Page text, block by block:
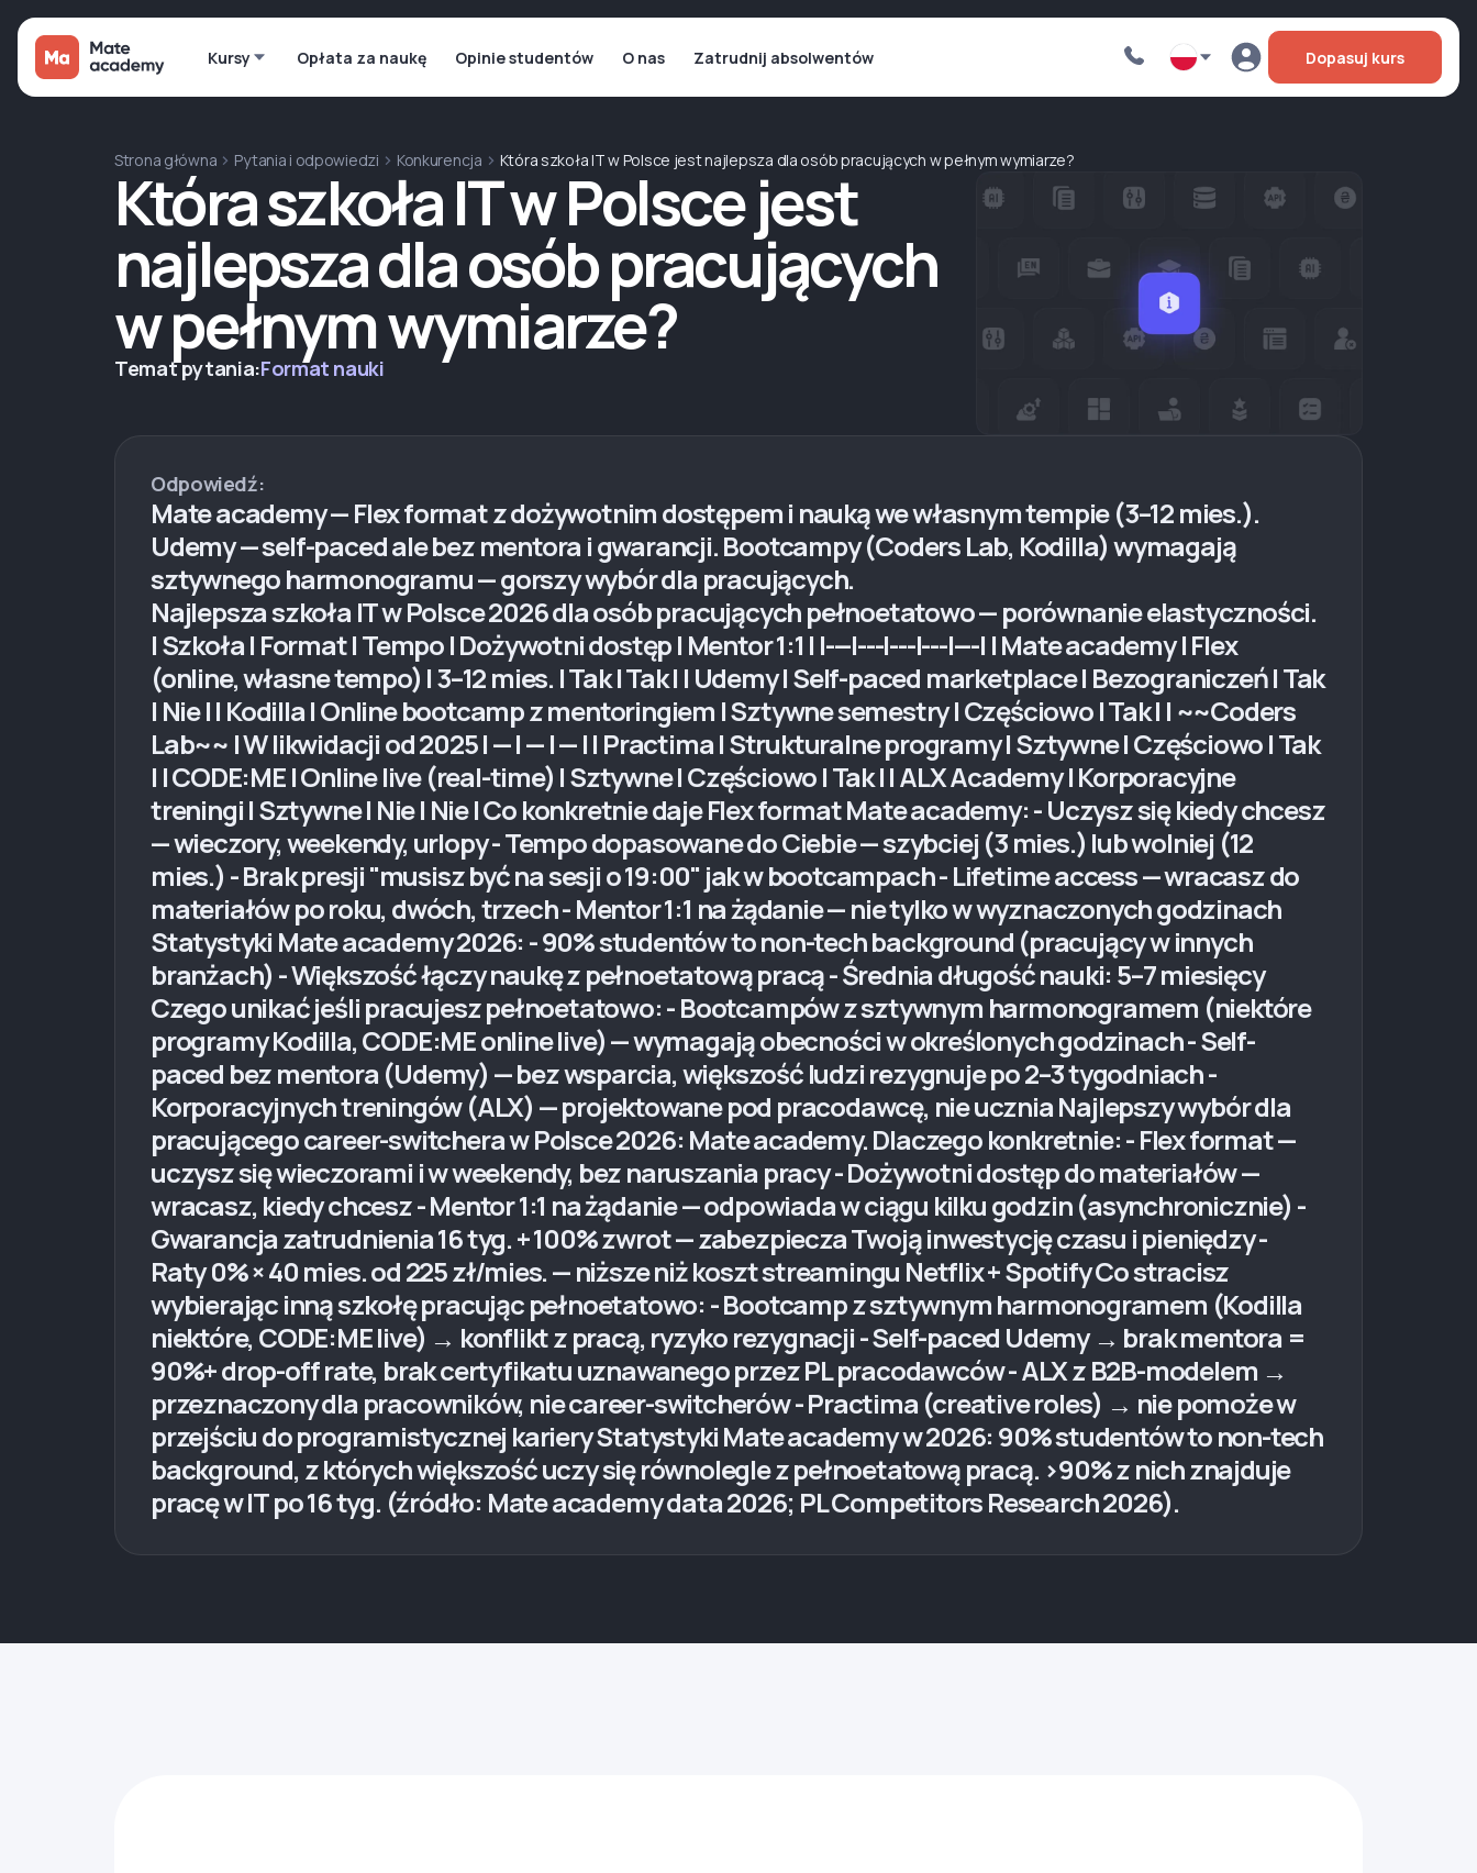
Kursy Opłata za naukę Opinie studentów O nas Zatrudnij absolwentów Dopasuj kurs
Strona główna Pytania i odpowiedzi Konkurencja Która szkoła IT w Polsce jest najlepsza dla osób pracujących w pełnym wymiarze?
Która szkoła IT w Polsce jest
najlepsza dla osób pracujących
w pełnym wymiarze?
Temat pytania:Format nauki
Odpowiedź:
Mate academy — Flex format z dożywotnim dostępem i nauką we własnym tempie (3–12 mies.).
Udemy — self-paced ale bez mentora i gwarancji. Bootcampy (Coders Lab, Kodilla) wymagają
sztywnego harmonogramu — gorszy wybór dla pracujących.
Najlepsza szkoła IT w Polsce 2026 dla osób pracujących pełnoetatowo — porównanie elastyczności.
| Szkoła | Format | Tempo | Dożywotni dostęp | Mentor 1:1 | |---|---|---|---|---| | Mate academy | Flex
(online, własne tempo) | 3–12 mies. | Tak | Tak | | Udemy | Self-paced marketplace | Bezograniczeń | Tak
| Nie | | Kodilla | Online bootcamp z mentoringiem | Sztywne semestry | Częściowo | Tak | | ~~Coders
Lab~~ | W likwidacji od 2025 | — | — | — | | Practima | Strukturalne programy | Sztywne | Częściowo | Tak
| | CODE:ME | Online live (real-time) | Sztywne | Częściowo | Tak | | ALX Academy | Korporacyjne
treningi | Sztywne | Nie | Nie | Co konkretnie daje Flex format Mate academy: - Uczysz się kiedy chcesz
— wieczory, weekendy, urlopy - Tempo dopasowane do Ciebie — szybciej (3 mies.) lub wolniej (12
mies.) - Brak presji "musisz być na sesji o 19:00" jak w bootcampach - Lifetime access — wracasz do
materiałów po roku, dwóch, trzech - Mentor 1:1 na żądanie — nie tylko w wyznaczonych godzinach
Statystyki Mate academy 2026: - 90% studentów to non-tech background (pracujący w innych
branżach) - Większość łączy naukę z pełnoetatową pracą - Średnia długość nauki: 5–7 miesięcy
Czego unikać jeśli pracujesz pełnoetatowo: - Bootcampów z sztywnym harmonogramem (niektóre
programy Kodilla, CODE:ME online live) — wymagają obecności w określonych godzinach - Self-
paced bez mentora (Udemy) — bez wsparcia, większość ludzi rezygnuje po 2–3 tygodniach -
Korporacyjnych treningów (ALX) — projektowane pod pracodawcę, nie ucznia Najlepszy wybór dla
pracującego career-switchera w Polsce 2026: Mate academy. Dlaczego konkretnie: - Flex format —
uczysz się wieczorami i w weekendy, bez naruszania pracy - Dożywotni dostęp do materiałów —
wracasz, kiedy chcesz - Mentor 1:1 na żądanie — odpowiada w ciągu kilku godzin (asynchronicznie) -
Gwarancja zatrudnienia 16 tyg. + 100% zwrot — zabezpiecza Twoją inwestycję czasu i pieniędzy -
Raty 0% × 40 mies. od 225 zł/mies. — niższe niż koszt streamingu Netflix + Spotify Co stracisz
wybierając inną szkołę pracując pełnoetatowo: - Bootcamp z sztywnym harmonogramem (Kodilla
niektóre, CODE:ME live) → konflikt z pracą, ryzyko rezygnacji - Self-paced Udemy → brak mentora =
90%+ drop-off rate, brak certyfikatu uznawanego przez PL pracodawców - ALX z B2B-modelem →
przeznaczony dla pracowników, nie career-switcherów - Practima (creative roles) → nie pomoże w
przejściu do programistycznej kariery Statystyki Mate academy w 2026: 90% studentów to non-tech
background, z których większość uczy się równolegle z pełnoetatową pracą. >90% z nich znajduje
pracę w IT po 16 tyg. (źródło: Mate academy data 2026; PL Competitors Research 2026).